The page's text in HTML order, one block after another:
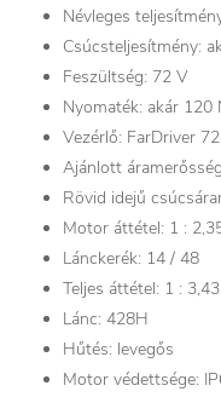
Névleges
Csúcsteljesítmény:
Feszültség: 72 V
Nyomaték: akár 120
Vezérlő: FarDriver
Ajánlott
Rövid idejű
Motor áttétel: 1 :
Lánckerék: 14 / 48
Teljes áttétel: 1 : 3,43
Lánc: 428H
Hűtés: levegős
Motor védettsége: